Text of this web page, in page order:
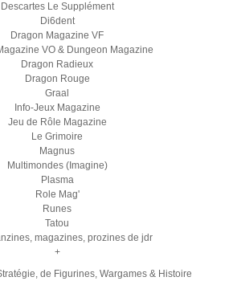
Descartes Le Supplément
Di6dent
Dragon Magazine VF
VO & Dungeon Magazine
Dragon Radieux
Dragon Rouge
Graal
Info-Jeux Magazine
Jeu de Rôle Magazine
Le Grimoire
Magnus
Multimondes (Imagine)
Plasma
Role Mag'
Runes
Tatou
magazines, prozines de jdr
+
de Figurines, Wargames & Histoire